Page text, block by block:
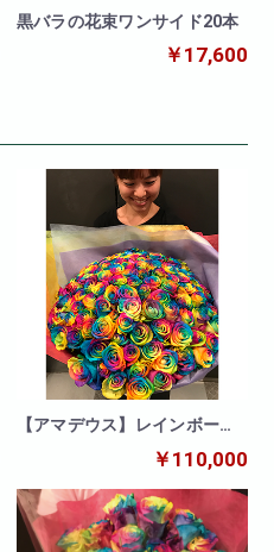
黒バラの花束ワンサイド20本
￥17,600
【アマデウス】レインボーロ
￥110,000